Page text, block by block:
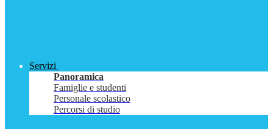
Servizi
Panoramica
Famiglie e studenti
Personale scolastico
Percorsi di studio